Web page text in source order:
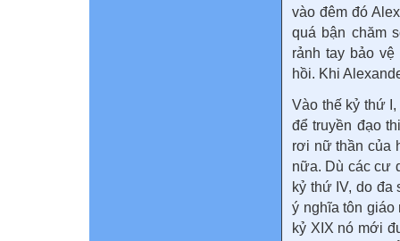
vào đêm đó
quá bận chăm
rảnh tay bảo
hồi. Khi
Vào thế kỷ thứ
để truyền đạo
rơi nữ thần của
nữa. Dù các cư
kỷ thứ IV, do đa
ý nghĩa tôn giáo
kỷ XIX nó mới